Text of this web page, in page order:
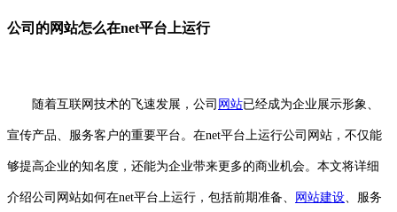
公司的网站怎么在net平台上运行
随着互联网技术的飞速发展，公司 网站已经成为企业展示形象、
宣传产品、服务客户的重要平台。在net平台上运行公司网站，不仅能
够提高企业的知名度，还能为企业带来更多的商业机会。本文将详细
介绍公司网站如何在net平台上运行，包括前期准备、 网站建设 、服务